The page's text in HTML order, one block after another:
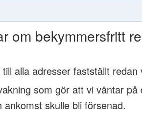
om bekymmersfritt
till alla adresser fastställt redan
som gör att vi väntar på
ankomst skulle bli försenad.